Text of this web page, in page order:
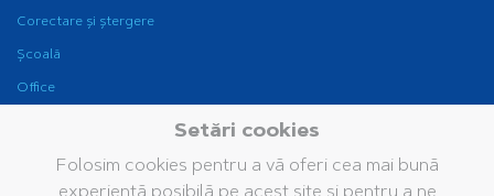
Corectare și ștergere
Școală
Office
Fine Writing
Setări cookies
Folosim cookies pentru a vă oferi cea mai bună